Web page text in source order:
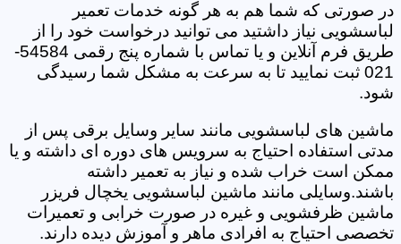
در صورتی که شما هم به هر گونه خدمات تعمیر
لباسشویی نیاز داشتید می توانید درخواست خود را از
طریق فرم آنلاین و یا تماس با شماره پنج رقمی 54584-
021 ثبت نمایید تا به سرعت به مشکل شما رسیدگی
شود.
ماشین های لباسشویی مانند سایر وسایل برقی پس از
مدتی استفاده احتیاج به سرویس های دوره ای داشته و یا
ممکن است خراب شده و نیاز به تعمیر داشته
باشند.وسایلی مانند ماشین لباسشویی یخچال فریزر
ماشین ظرفشویی و غیره در صورت خرابی و تعمیرات
تخصصی احتیاج به افرادی ماهر و آموزش دیده دارند.